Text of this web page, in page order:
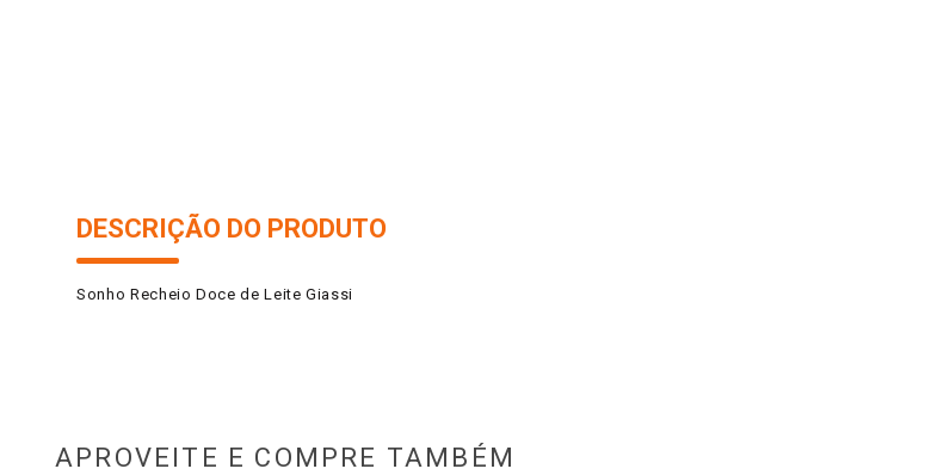
DESCRIÇÃO DO PRODUTO
Sonho Recheio Doce de Leite Giassi
APROVEITE E COMPRE TAMBÉM